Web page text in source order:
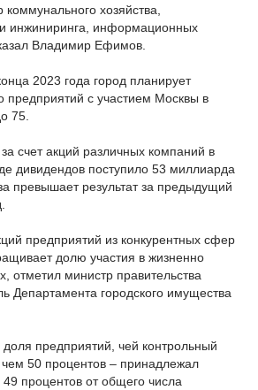
хозяйства,
и инжиниринга, информационных
Владимир Ефимов.
2023 года город планирует
предприятий с участием Москвы в
75.
счет акций различных компаний в
дивидендов поступило 53 миллиарда
превышает результат за предыдущий
предприятий из конкурентных сфер
долю участия в жизненно
отметил министр правительства
Департамента городского имущества
предприятий, чей контрольный
чем 50 процентов – принадлежал
49 процентов от общего числа